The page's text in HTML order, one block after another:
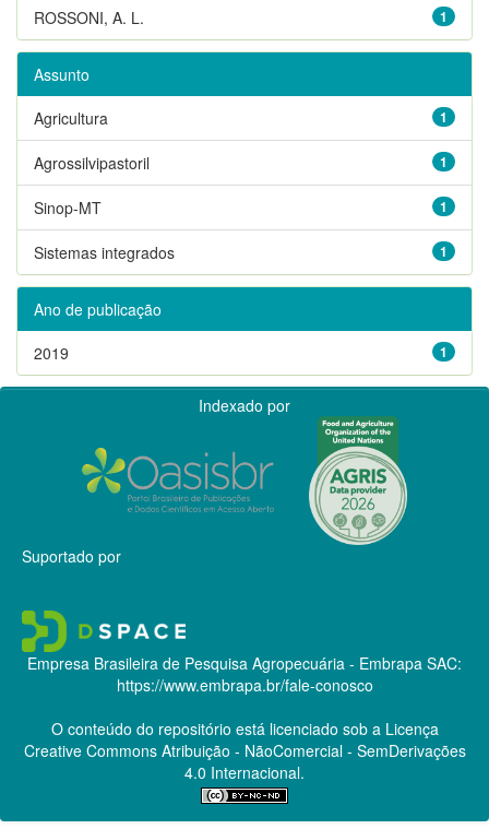
1
ROSSONI, A. L.
Assunto
1
Agricultura
1
Agrossilvipastoril
1
Sinop-MT
1
Sistemas integrados
Ano de publicação
1
2019
Indexado por
Suportado por
Empresa Brasileira de Pesquisa Agropecuária - Embrapa SAC:
https://www.embrapa.br/fale-conosco
O conteúdo do repositório está licenciado sob a Licença
Creative CommonsAtribuição - NãoComercial - SemDerivações
4.0 Internacional.